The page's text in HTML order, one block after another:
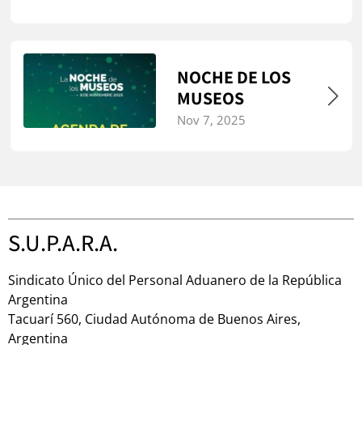
NOCHE DE LOS
MUSEOS
Nov 7, 2025
S.U.P.A.R.A.
Sindicato Único del Personal Aduanero de la República
Argentina
Tacuarí 560, Ciudad Autónoma de Buenos Aires,
Argentina